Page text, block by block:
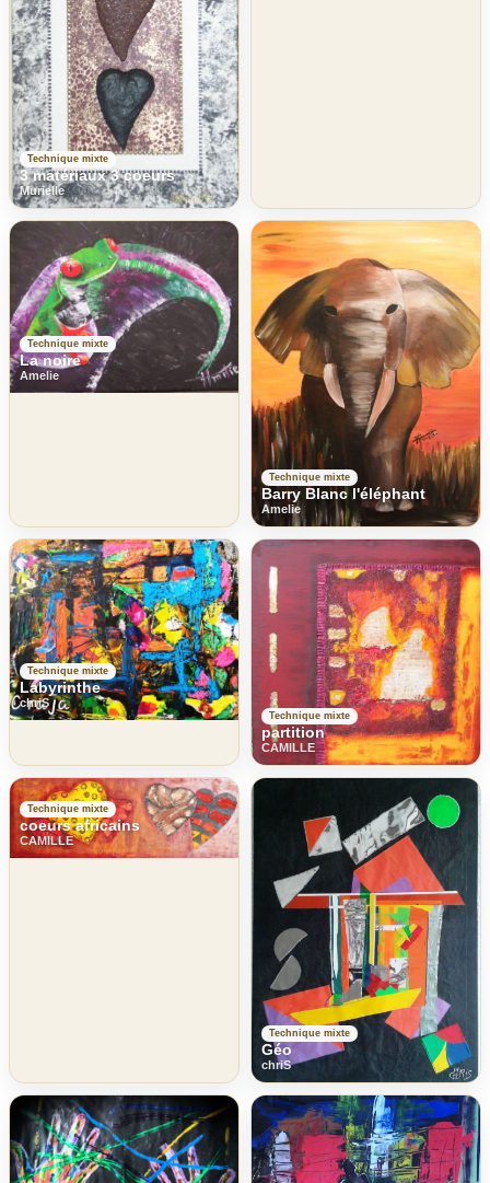
Technique mixte
3 matériaux 3 coeurs
Murielle
Technique mixte
La noire
Amelie
Technique mixte
Barry Blanc l'éléphant
Amelie
Technique mixte
Labyrinthe
chriS
Technique mixte
partition
CAMILLE
Technique mixte
coeurs africains
CAMILLE
Technique mixte
Géo
chriS